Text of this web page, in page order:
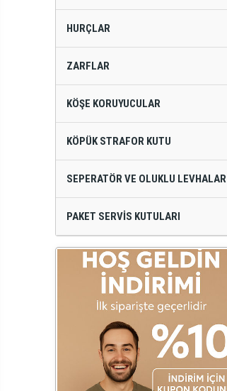
HURÇLAR
ZARFLAR
KÖŞE KORUYUCULAR
KÖPÜK STRAFOR KUTU
SEPERATÖR VE OLUKLU LEVHALAR
PAKET SERVIS KUTULARI